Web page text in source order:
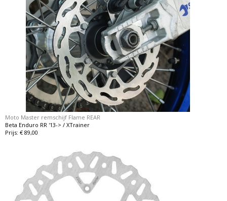
Moto Master remschijf Flame REAR
Beta Enduro RR '13-> / XTrainer
Prijs: € 89,00